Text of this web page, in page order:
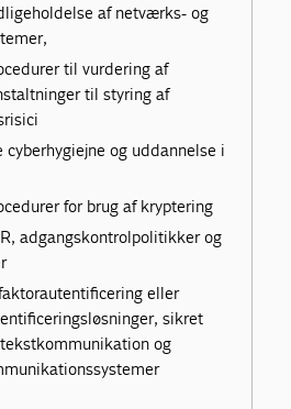
af netværks- og
til vurdering af
til styring af
og uddannelse i
for brug af kryptering
adgangskontrolpolitikker og
eller
sikret
og